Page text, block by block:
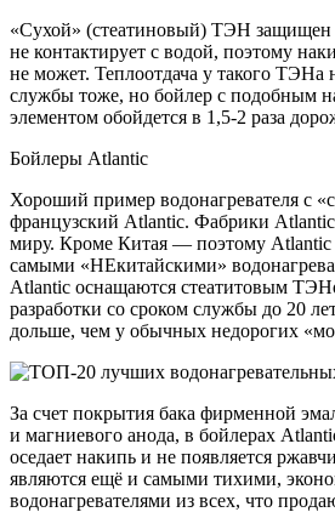
«Сухой» (стеатиновый) ТЭН защищен
не контактирует с водой, поэтому
не может. Теплоотдача у такого
службы тоже, но бойлер с подобным
элементом обойдется в 1,5-2 раза
Бойлеры Atlantic
Хороший пример водонагревателя с
французский Atlantic. Фабрики
миру. Кроме Китая — поэтому Atlantic
самыми «НЕкитайскими»
Atlantic оснащаются стеатитовым
разработки со сроком службы до 20
дольше, чем у обычных недорогих
За счет покрытия бака фирменной
и магниевого анода, в бойлерах
оседает накипь и не появляется
являются ещё и самыми тихими,
водонагревателями из всех, что